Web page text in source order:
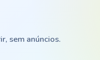
sem anúncios.